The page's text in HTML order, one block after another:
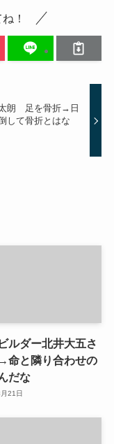
！
朗 足を骨折→日
して骨折とはな
ルダー北井大五さ
命と隣り合わせの
だな
21日